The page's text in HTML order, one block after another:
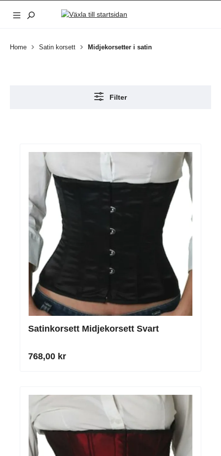
Hoppa till huvudinnehåll
Home Satin korsett Midjekorsetter i satin
Filter
Satinkorsett Midjekorsett Svart
768,00 kr